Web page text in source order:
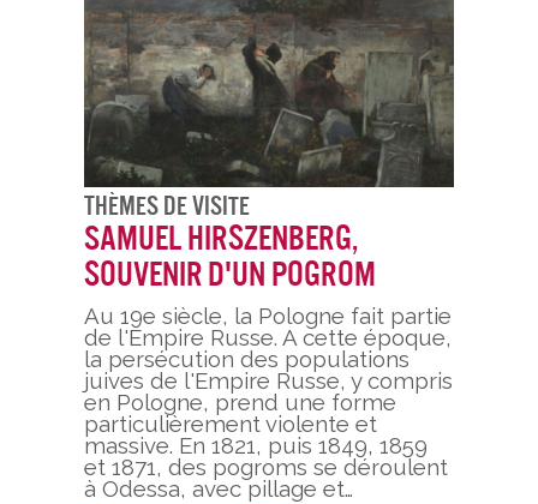
Thèmes De Visite
Samuel Hirszenberg,
souvenir d'un pogrom
Au 19e siècle, la Pologne fait partie
de l'Empire Russe. A cette époque,
la persécution des populations
juives de l'Empire Russe, y compris
en Pologne, prend une forme
particulièrement violente et
massive. En 1821, puis 1849, 1859
et 1871, des pogroms se déroulent
à Odessa, avec pillage et…